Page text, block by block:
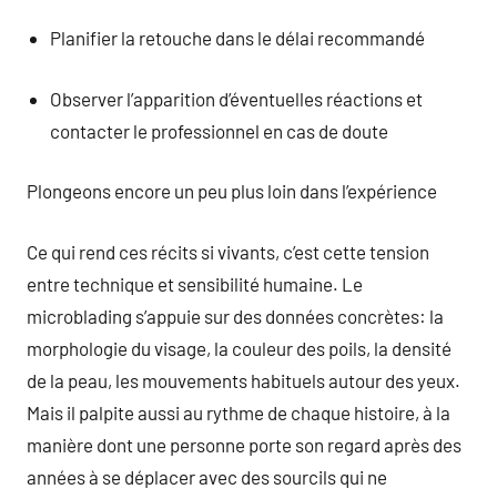
Planifier la retouche dans le délai recommandé
Observer l’apparition d’éventuelles réactions et
contacter le professionnel en cas de doute
Plongeons encore un peu plus loin dans l’expérience
Ce qui rend ces récits si vivants, c’est cette tension
entre technique et sensibilité humaine. Le
microblading s’appuie sur des données concrètes: la
morphologie du visage, la couleur des poils, la densité
de la peau, les mouvements habituels autour des yeux.
Mais il palpite aussi au rythme de chaque histoire, à la
manière dont une personne porte son regard après des
années à se déplacer avec des sourcils qui ne